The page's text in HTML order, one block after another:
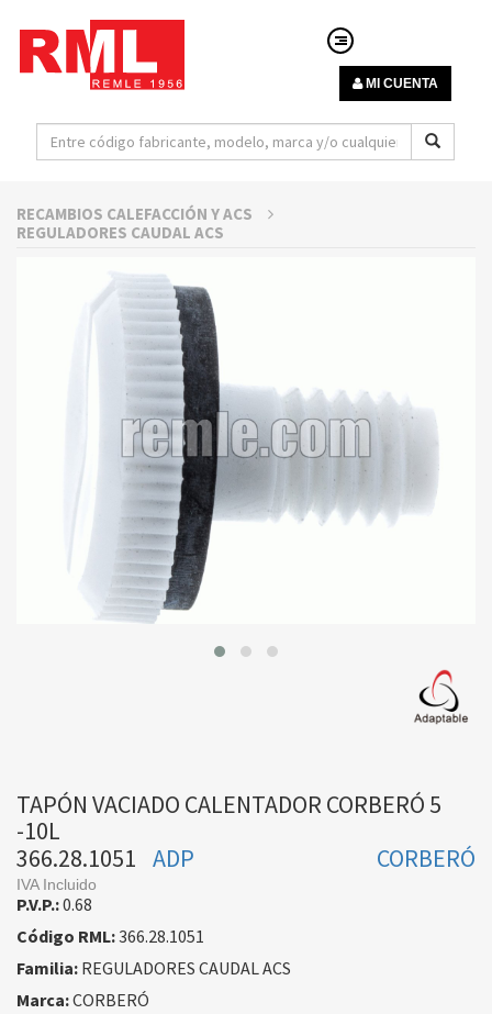
MI CUENTA
RECAMBIOS CALEFACCIÓN Y ACS
REGULADORES CAUDAL ACS
TAPÓN VACIADO CALENTADOR CORBERÓ 5
-10L
366.28.1051
CORBERÓ
ADP
IVA Incluido
P.V.P.:0.68
Código RML:366.28.1051
Familia: REGULADORES CAUDAL ACS
Marca:CORBERÓ